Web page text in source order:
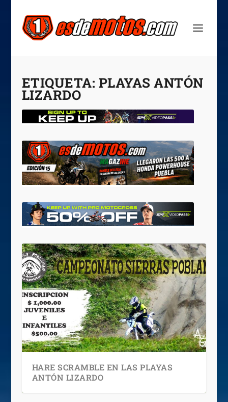
ETIQUETA: PLAYAS ANTÓN
LIZARDO
HARE SCRAMBLE EN LAS PLAYAS
ANTÓN LIZARDO